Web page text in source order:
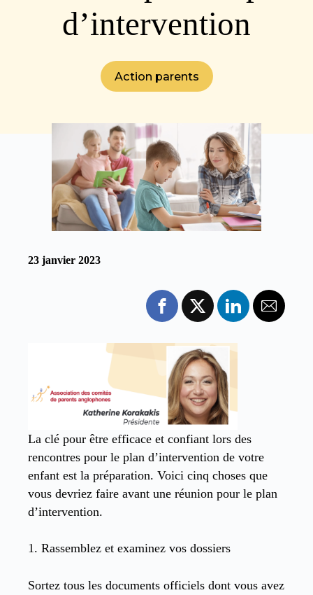
d’intervention
Action parents
23 janvier 2023
La clé pour être efficace et confiant lors des
rencontres pour le plan d’intervention de votre
enfant est la préparation. Voici cinq choses que
vous devriez faire avant une réunion pour le plan
d’intervention.
1. Rassemblez et examinez vos dossiers
Sortez tous les documents officiels dont vous avez